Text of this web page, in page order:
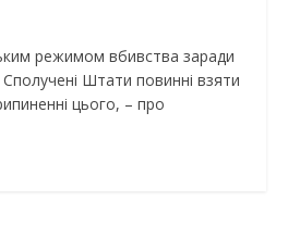
режимом вбивства заради
Сполучені Штати повинні взяти
цього, – про